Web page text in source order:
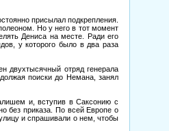
присылал подкрепления.
Но у него в тот момент
Дениса на месте. Ради его
у которого было в два раза
двухтысячный отряд генерала
поиски до Немана, занял
и, вступив в Саксонию с
без приказа. По всей Европе о
и спрашивали о нем, чтобы